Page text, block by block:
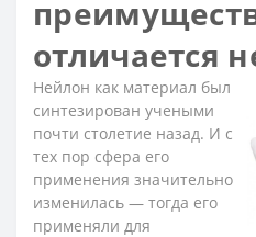
отличается
Нейлон как материал был
синтезирован учеными
почти столетие назад. И с
тех пор сфера его
применения значительно
изменилась — тогда его
применяли для